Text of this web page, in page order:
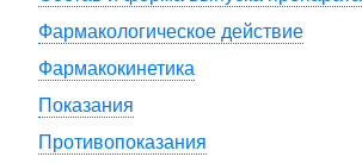
Фармакологическое действие
Фармакокинетика
Показания
Противопоказания